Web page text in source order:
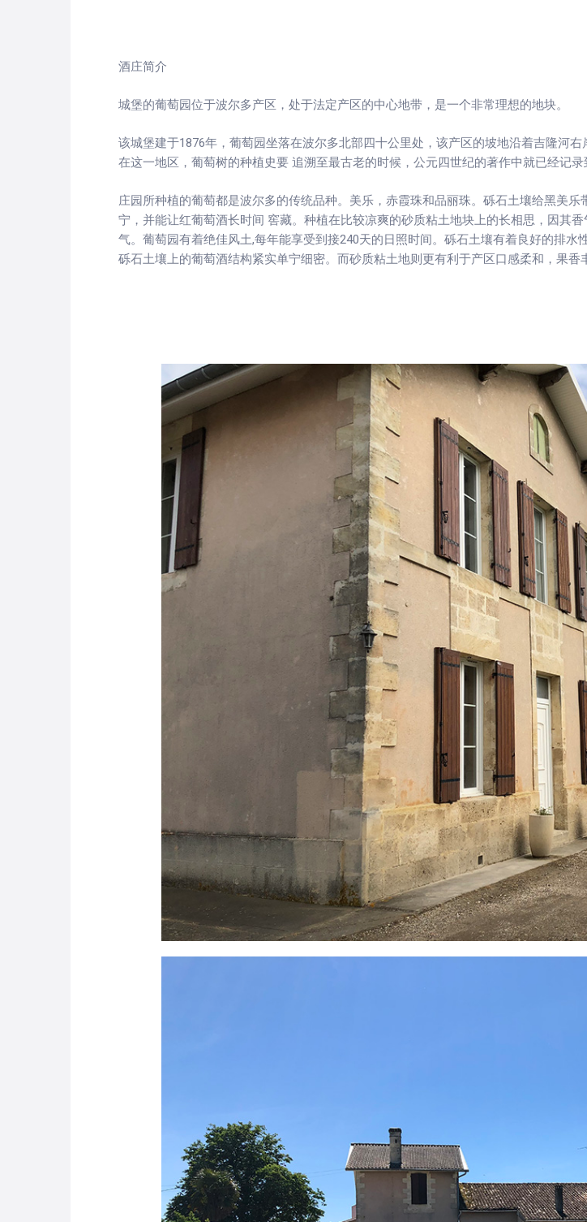
酒庄简介
城堡的葡萄园位于波尔多产区，处于法定产区的中心地带，是一个非常理想的地块。
该城堡建于1876年，葡萄园坐落在波尔多北部四十公里处，该产区的坡地沿着吉隆河
在这一地区，葡萄树的种植史要 追溯至最古老的时候，公元四世纪的著作中就已经记录
庄园所种植的葡萄都是波尔多的传统品种。美乐，赤霞珠和品丽珠。砾石土壤给黑美
宁，并能让红葡萄酒长时间 窖藏。种植在比较凉爽的砂质粘土地块上的长相思，因其
气。葡萄园有着绝佳风土,每年能享受到接240天的日照时间。砾石土壤有着良好的排
砾石土壤上的葡萄酒结构紧实单宁细密。而砂质粘土地则更有利于产区口感柔和，果香